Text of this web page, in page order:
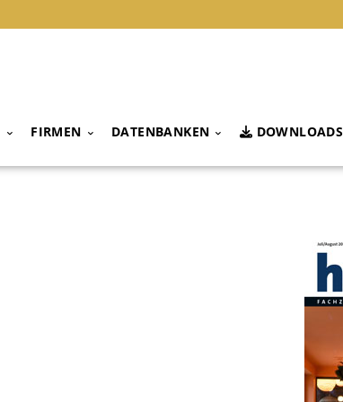
FIRMEN DATENBANKEN DOWNLOADS